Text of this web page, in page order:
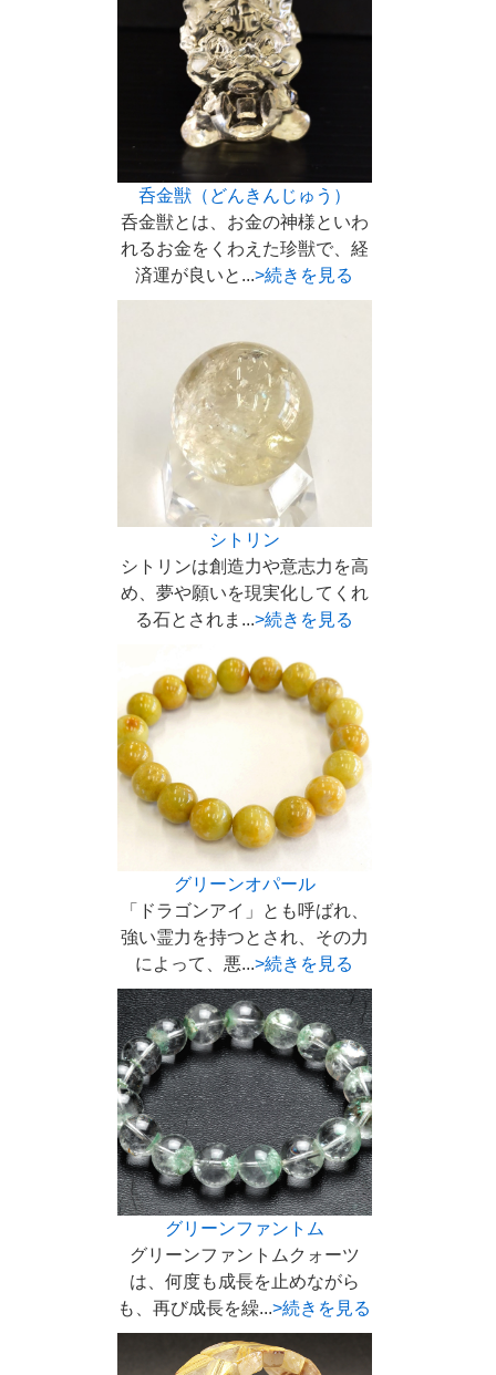
呑金獣（どんきんじゅう）
呑金獣とは、お金の神様といわ
れるお金をくわえた珍獣で、経
済運が良いと...>続きを見る
シトリン
シトリンは創造力や意志力を高
め、夢や願いを現実化してくれ
る石とされま...>続きを見る
グリーンオパール
「ドラゴンアイ」とも呼ばれ、
強い霊力を持つとされ、その力
によって、悪...>続きを見る
グリーンファントム
グリーンファントムクォーツ
は、何度も成長を止めながら
も、再び成長を繰...>続きを見る